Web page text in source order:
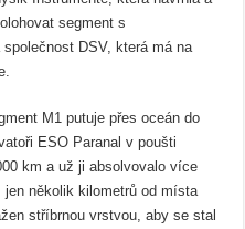
segment s
DSV, která má na
M1 putuje přes oceán do
ESO Paranal v poušti
km a už ji absolvovalo více
jen několik kilometrů od místa
stříbrnou vrstvou, aby se stal